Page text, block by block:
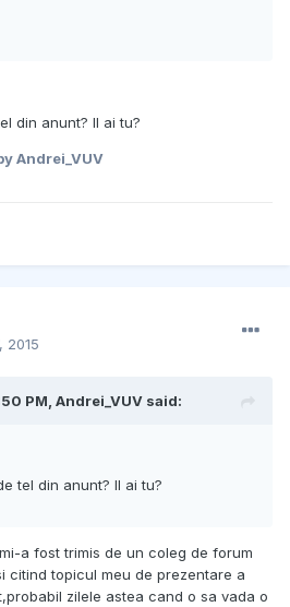
din anunt? Il ai tu?
Andrei_VUV
2015
PM, Andrei_VUV said:
tel din anunt? Il ai tu?
a fost trimis de un coleg de forum
citind topicul meu de prezentare a
zilele astea cand o sa vada o